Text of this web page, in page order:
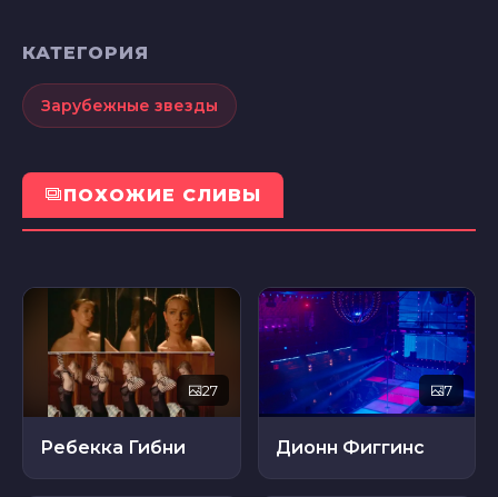
КАТЕГОРИЯ
Зарубежные звезды
ПОХОЖИЕ СЛИВЫ
27
Ребекка Гибни
7
Дионн Фиггинс